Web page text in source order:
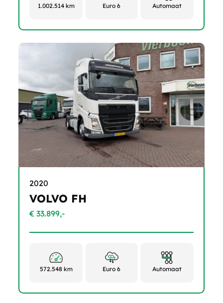
1.002.514 km Euro 6 Automaat
2020
VOLVO FH
€ 33.899,-
572.548 km Euro 6 Automaat